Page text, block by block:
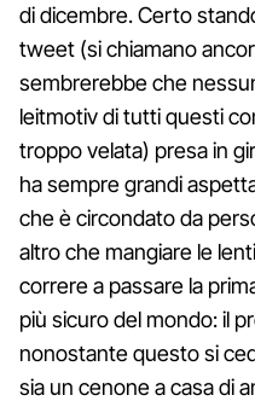
di dicembre. Certo
tweet (si chiamano
sembrerebbe che
leitmotiv di tutti questi
troppo velata) presa in
ha sempre grandi
che è circondato da
altro che mangiare le
correre a passare la
più sicuro del mondo: il
nonostante questo si
sia un cenone a casa di